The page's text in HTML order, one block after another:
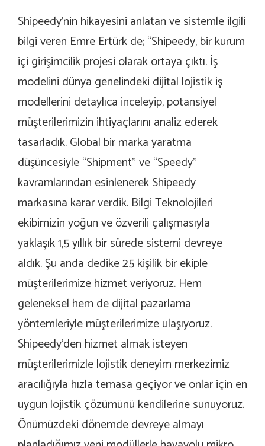
Shipeedy’nin hikayesini anlatan ve sistemle ilgili
bilgi veren Emre Ertürk de; “Shipeedy, bir kurum
içi girişimcilik projesi olarak ortaya çıktı. İş
modelini dünya genelindeki dijital lojistik iş
modellerini detaylıca inceleyip, potansiyel
müşterilerimizin ihtiyaçlarını analiz ederek
tasarladık. Global bir marka yaratma
düşüncesiyle “Shipment” ve “Speedy”
kavramlarından esinlenerek Shipeedy
markasına karar verdik. Bilgi Teknolojileri
ekibimizin yoğun ve özverili çalışmasıyla
yaklaşık 1,5 yıllık bir sürede sistemi devreye
aldık. Şu anda dedike 25 kişilik bir ekiple
müşterilerimize hizmet veriyoruz. Hem
geleneksel hem de dijital pazarlama
yöntemleriyle müşterilerimize ulaşıyoruz.
Shipeedy’den hizmet almak isteyen
müşterilerimizle lojistik deneyim merkezimiz
aracılığıyla hızla temasa geçiyor ve onlar için en
uygun lojistik çözümünü kendilerine sunuyoruz.
Önümüzdeki dönemde devreye almayı